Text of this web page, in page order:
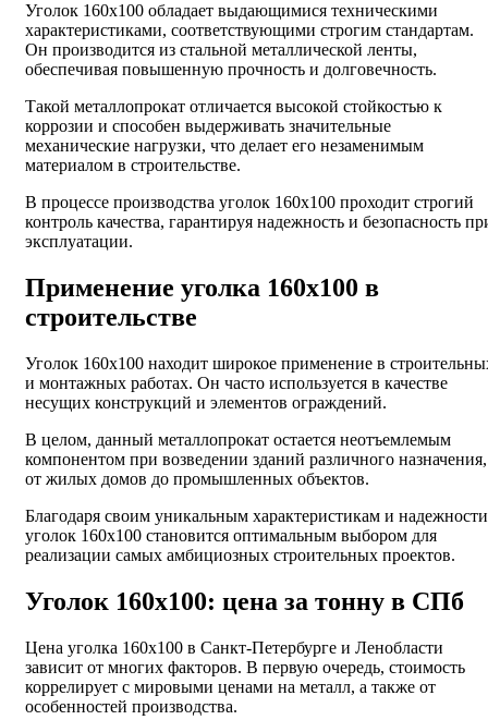
Уголок 160х100 обладает выдающимися техническими
характеристиками, соответствующими строгим стандартам.
Он производится из стальной металлической ленты,
обеспечивая повышенную прочность и долговечность.
Такой металлопрокат отличается высокой стойкостью к
коррозии и способен выдерживать значительные
механические нагрузки, что делает его незаменимым
материалом в строительстве.
В процессе производства уголок 160х100 проходит строгий
контроль качества, гарантируя надежность и безопасность
эксплуатации.
Применение уголка 160х100 в
строительстве
Уголок 160х100 находит широкое применение в
и монтажных работах. Он часто используется в качестве
несущих конструкций и элементов ограждений.
В целом, данный металлопрокат остается неотъемлемым
компонентом при возведении зданий различного назначения,
от жилых домов до промышленных объектов.
Благодаря своим уникальным характеристикам и
уголок 160х100 становится оптимальным выбором для
реализации самых амбициозных строительных проектов.
Уголок 160х100: цена за тонну в СПб
Цена уголка 160х100 в Санкт-Петербурге и Ленобласти
зависит от многих факторов. В первую очередь, стоимость
коррелирует с мировыми ценами на металл, а также от
особенностей производства.